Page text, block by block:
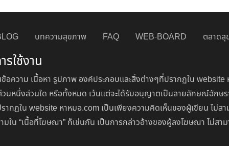
บทความสุขภาพ FAQ WEB-BOARD ตลาดสุ
ใช้งาน
อความ เนื้อหา รูปภาพ องค์ประกอบและสิ่งต่างๆที่ปรากฏใน
นหนึ่งส่วนใด หรือทั้งหมด เว้นแต่จะได้รับอนุญาตเป็นลายลักษณ์อักษ
ากฏใน website หาหมอ.com เป็นเพียงความคิดเห็นของผู้เขียน ไม่
มใน “เนื้อที่โฆษณา” ก็เช่นกัน เป็นการกล่าวอ้างของผู้ลงโฆษณา ไม่ส